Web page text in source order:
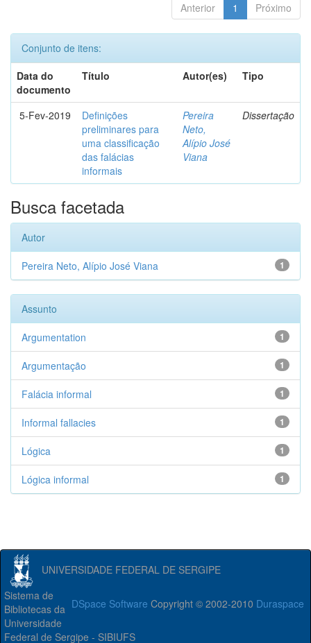
Anterior 1 Próximo
Conjunto de itens:
Data do
documento
Título Autor(es) Tipo
5-Fev-2019
Definições
preliminares para
uma classificação
das falácias
informais
Pereira
Neto,
Alípio José
Viana
Dissertação
Busca facetada
Autor
1
Pereira Neto, Alípio José Viana
Assunto
1
Argumentation
1
Argumentação
1
Falácia informal
1
Informal fallacies
1
Lógica
1
Lógica informal
UNIVERSIDADE FEDERAL DE SERGIPE
DSpace Software Copyright © 2002-2010 Duraspace
Sistema de
Bibliotecas da
Universidade
Federal de Sergipe - SIBIUFS